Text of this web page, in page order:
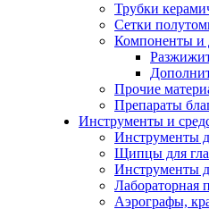
Трубки
Сетки
Компоненты и
Прочие
Препараты
Инструменты и
Инструменты
Щипцы для
Инструменты
Лабораторная
Аэрографы,